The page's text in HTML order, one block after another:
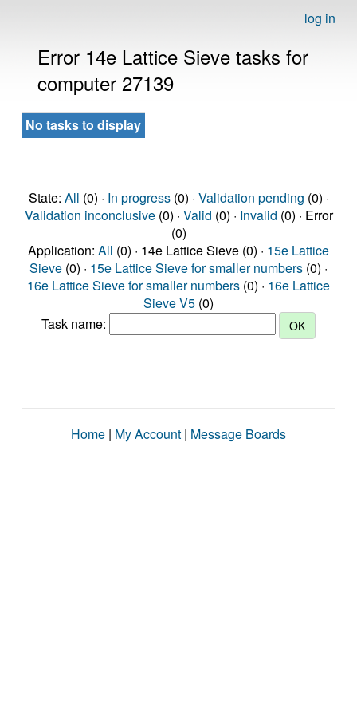
log in
Error 14e Lattice Sieve tasks for
computer 27139
No tasks to display
State: All (0) · In progress(0) · Validation pending (0) ·
Validation inconclusive(0) · Valid (0) · Invalid (0) · Error
(0)
Application: All (0) · 14e Lattice Sieve (0) · 15e Lattice
Sieve (0) · 15e Lattice Sieve for smaller numbers (0) ·
16e Lattice Sieve for smaller numbers (0) · 16e Lattice
Sieve V5 (0)
Task name:
Home | My Account | Message Boards